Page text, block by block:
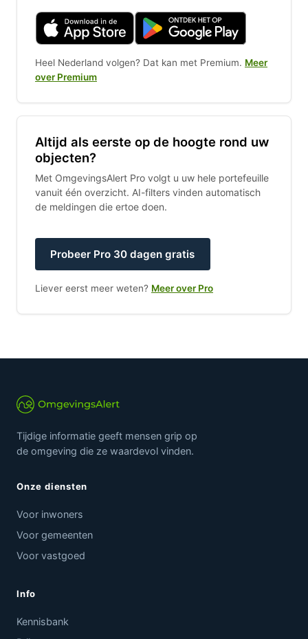
Heel Nederland volgen? Dat kan met Premium. Meer
over Premium
Altijd als eerste op de hoogte rond uw
objecten?
Met OmgevingsAlert Pro volgt u uw hele portefeuille
vanuit één overzicht. AI-filters vinden automatisch
de meldingen die ertoe doen.
Probeer Pro 30 dagen gratis
Liever eerst meer weten? Meer over Pro
Tijdige informatie geeft mensen grip op
de omgeving die ze waardevol vinden.
Onze diensten
Voor inwoners
Voor gemeenten
Voor vastgoed
Info
Kennisbank